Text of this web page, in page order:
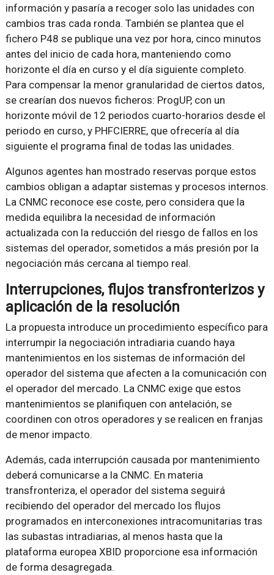
información y pasaría a recoger solo las unidades con
cambios tras cada ronda. También se plantea que el
fichero P48 se publique una vez por hora, cinco minutos
antes del inicio de cada hora, manteniendo como
horizonte el día en curso y el día siguiente completo.
Para compensar la menor granularidad de ciertos datos,
se crearían dos nuevos ficheros: ProgUP, con un
horizonte móvil de 12 periodos cuarto-horarios desde el
periodo en curso, y PHFCIERRE, que ofrecería al día
siguiente el programa final de todas las unidades.
Algunos agentes han mostrado reservas porque estos
cambios obligan a adaptar sistemas y procesos internos.
La CNMC reconoce ese coste, pero considera que la
medida equilibra la necesidad de información
actualizada con la reducción del riesgo de fallos en los
sistemas del operador, sometidos a más presión por la
negociación más cercana al tiempo real.
Interrupciones, flujos transfronterizos y
aplicación de la resolución
La propuesta introduce un procedimiento específico para
interrumpir la negociación intradiaria cuando haya
mantenimientos en los sistemas de información del
operador del sistema que afecten a la comunicación con
el operador del mercado. La CNMC exige que estos
mantenimientos se planifiquen con antelación, se
coordinen con otros operadores y se realicen en franjas
de menor impacto.
Además, cada interrupción causada por mantenimiento
deberá comunicarse a la CNMC. En materia
transfronteriza, el operador del sistema seguirá
recibiendo del operador del mercado los flujos
programados en interconexiones intracomunitarias tras
las subastas intradiarias, al menos hasta que la
plataforma europea XBID proporcione esa información
de forma desagregada.